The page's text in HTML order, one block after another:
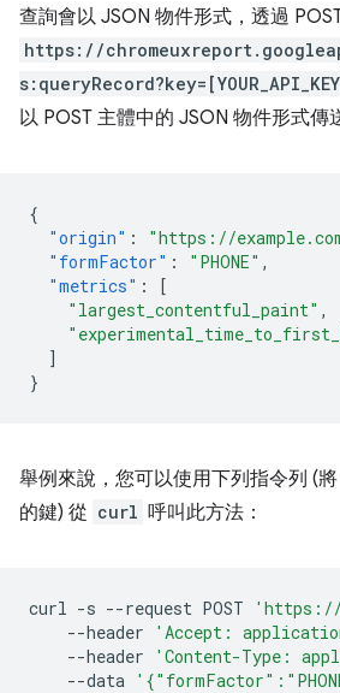
查詢會以 JSON 物件形式，透過
https://
以 POST 主體中的 JSON 物件形式傳
{
"origin" : "https://
"formFactor" : "PHONE" ,
"metrics" :
[
"largest_contentful_paint" ,
]
}
舉例來說，您可以使用下列指令列 (將
的鍵) 從 curl 呼叫此方法：
curl -s --request POST
'https://
--header
'Accept:
--header
'Content-Type:
--data